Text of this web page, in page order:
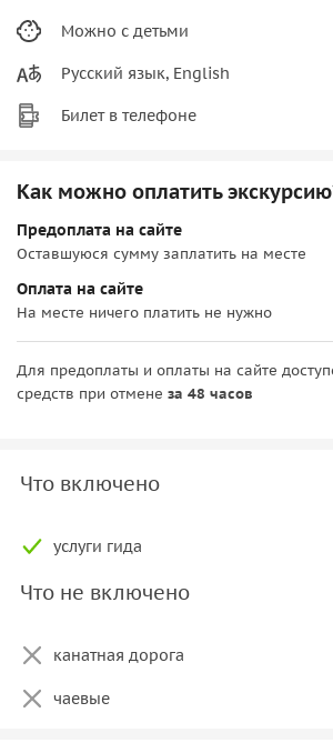
Можно с детьми
Русский язык, English
Билет в телефоне
Как можно оплатить
Предоплата на сайте
Оставшуюся сумму заплатить на месте
Оплата на сайте
На месте ничего платить не нужно
Для предоплаты и оплаты на сайте
средств при отмене за 48 часов
Что включено
услуги гида
Что не включено
канатная дорога
чаевые